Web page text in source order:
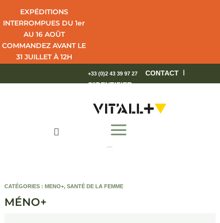
EXPÉDITIONS
INTERROMPUES DU 1er
AU 16 AOÛT
COMMANDEZ AVANT LE
31 JUILLET À 12H
+33 (0)2 43 39 97 27 CONTACT I
S'IDENTIFIER

CATÉGORIES : MENO+, SANTÉ DE LA FEMME
MÉNO+